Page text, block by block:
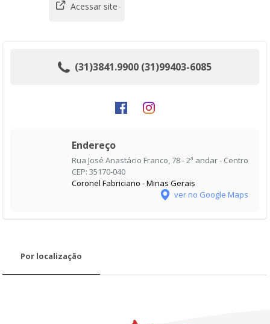
Acessar site
(31)3841.9900 (31)99403-6085
Endereço
Rua José Anastácio Franco, 78 - 2ª andar - Centro
CEP: 35170-040
Coronel Fabriciano - Minas Gerais
ver no Google Maps
Por localização